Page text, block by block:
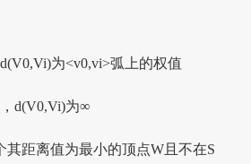
为<v0,vi>弧上的权值
d(V0,Vi)为∞
其距离值为最小的顶点W且不在S